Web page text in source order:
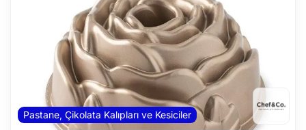
Pastane, Çikolata Kalıpları ve Kesiciler